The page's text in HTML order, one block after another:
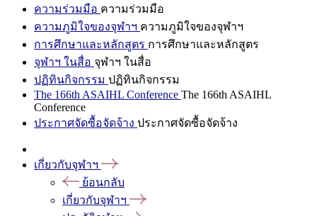
ความร่วมมือ ความร่วมมือ
ความภูมิใจของจุฬาฯ ความภูมิใจของจุฬาฯ
การศึกษาและหลักสูตร การศึกษาและหลักสูตร
จุฬาฯ ในสื่อ จุฬาฯ ในสื่อ
ปฏิทินกิจกรรม ปฏิทินกิจกรรม
The 166th ASAIHL Conference The 166th ASAIHL
Conference
ประกาศจัดซื้อจัดจ้าง ประกาศจัดซื้อจัดจ้าง
เกี่ยวกับจุฬาฯ
ย้อนกลับ
เกี่ยวกับจุฬาฯ